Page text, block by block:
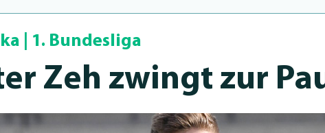
1. Bundesliga
Zeh zwingt zur